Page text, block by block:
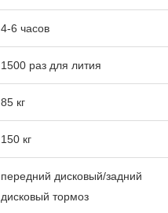
4-6 часов
1500 раз для лития
85 кг
150 кг
передний дисковый/задний
дисковый тормоз